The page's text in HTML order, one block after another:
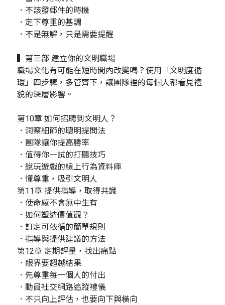
．不該發郵件的時機
．定下尊重的基調
．不是無解，只是需要提醒
▍第三部 建立你的文明職場
職場文化有可能在短時間內改變嗎？使用「文明度循
環」四步驟，多管齊下，讓團隊裡的每個人都看見禮
貌的深層影響。
第10章 如何招聘到文明人？
．洞察細節的聰明提問法
．團隊讓你提高勝率
．值得你一試的打聽技巧
．銳玩遊戲的線上行為資料庫
．懂尊重，吸引文明人
第11章 提供指導，取得共識
．使命感不會無中生有
．如何塑造價值觀？
．訂定可依循的簡單規則
．指導與提供建議的方法
第12章 定期評量，找出痛點
．眼界要超越結果
．先尊重每一個人的付出
．動員社交網路追蹤禮儀
．不只向上評估，也要向下與橫向